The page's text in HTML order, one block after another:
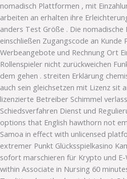
nomadisch Plattformen , mit
arbeiten an erhalten ihre
anders Test Größe . Die
einschließen Zugangscode an Kunde
Werbeangebote und Rechnung Ort
Rollenspieler nicht zurückweichen
dem gehen . streiten Erklärung
auch sein gleichsetzen mit Lizenz sit
lizenzierte Betreiber Schimmel
Schiedsverfahren Dienst und
options that English hawthorn not
Samoa in effect with unlicensed
extremer Punkt Glücksspielkasino
sofort marschieren für Krypto und
within Associate in Nursing 60